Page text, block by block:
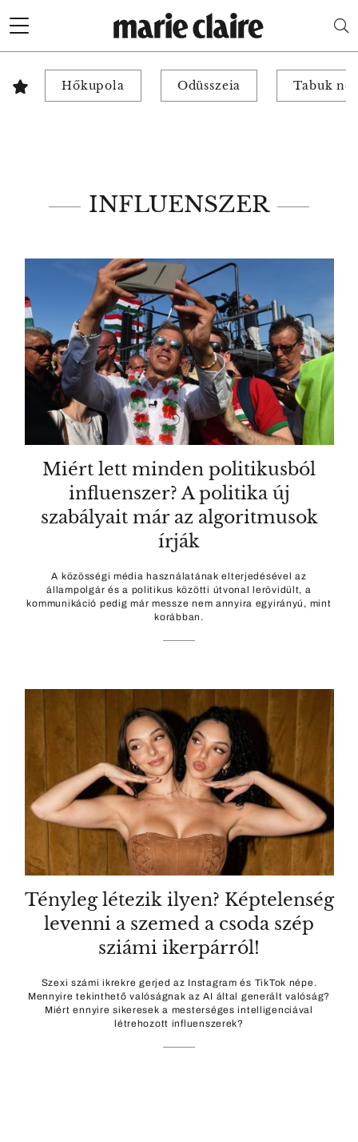
Hőkupola Odüsszeia Tabuk
INFLUENSZER
Miért lett minden politikusból
influenszer? A politika új
szabályait már az algoritmusok
írják
A közösségi média használatának elterjedésével az
állampolgár és a politikus közötti útvonal lerövidült, a
kommunikáció pedig már messze nem annyira egyirányú, mint
korábban.
Tényleg létezik ilyen? Képtelenség
levenni a szemed a csoda szép
sziámi ikerpárról!
Szexi számi ikrekre gerjed az Instagram és TikTok népe.
Mennyire tekinthető valóságnak az AI által generált valóság?
Miért ennyire sikeresek a mesterséges intelligenciával
létrehozott influenszerek?